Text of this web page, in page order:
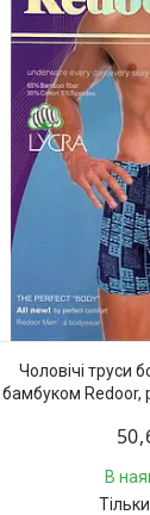
Чоловічі труси
бамбуком Redoor,
В